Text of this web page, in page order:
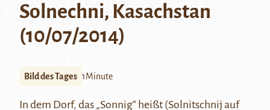
Solnechni, Kasachstan
(10/07/2014)
Bild des Tages 1Minute
In dem Dorf, das „Sonnig“ heißt (Solnitschnij auf